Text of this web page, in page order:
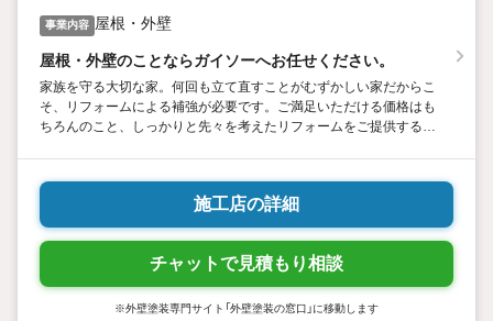
事業内容 屋根・外壁
屋根・外壁のことならガイソーへお任せください。
家族を守る大切な家。何回も立て直すことがむずかしい家だからこ
そ、リフォームによる補強が必要です。ご満足いただける価格はも
ちろんのこと、しっかりと先々を考えたリフォームをご提供するた
施工店の詳細
チャットで見積もり相談
※外壁塗装専門サイト「外壁塗装の窓口」に移動します